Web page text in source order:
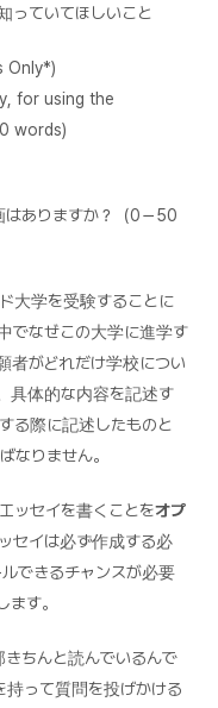
っていてほしいこと
Only*)
for using the
words)
ありますか？（0－50
大学を受験することに
でなぜこの大学に進学す
者がどれだけ学校につい
具体的な内容を記述す
る際に記述したものと
なりません。
ッセイを書くことをオプ
セイは必ず作成する必
できるチャンスが必要
す。
きちんと読んでいるんで
持って質問を投げかける